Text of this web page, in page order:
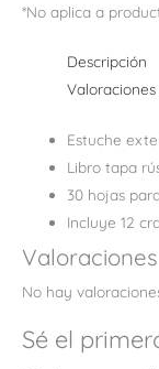
*No aplica a
Descripción
Estuche
Libro tapa
30 hojas
Incluye 12
Valoraciones
No hay
Sé el